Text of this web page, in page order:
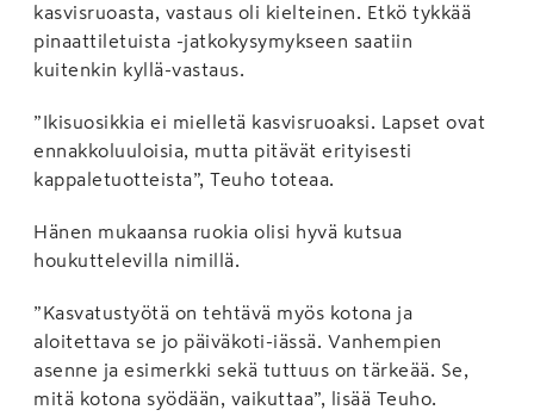
kasvisruoasta, vastaus oli kielteinen. Etkö tykkää
pinaattiletuista -jatkokysymykseen saatiin
kuitenkin kyllä-vastaus.
”Ikisuosikkia ei mielletä kasvisruoaksi. Lapset ovat
ennakkoluuloisia, mutta pitävät erityisesti
kappaletuotteista”, Teuho toteaa.
Hänen mukaansa ruokia olisi hyvä kutsua
houkuttelevilla nimillä.
”Kasvatustyötä on tehtävä myös kotona ja
aloitettava se jo päiväkoti-iässä. Vanhempien
asenne ja esimerkki sekä tuttuus on tärkeää. Se,
mitä kotona syödään, vaikuttaa”, lisää Teuho.